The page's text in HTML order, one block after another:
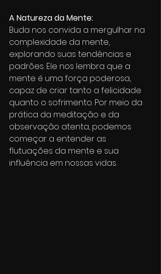
A Natureza da Mente:
Buda nos convida a mergulhar na
complexidade da mente,
explorando suas tendências e
padrões. Ele nos lembra que a
mente é uma força poderosa,
capaz de criar tanto a felicidade
quanto o sofrimento. Por meio da
prática da meditação e da
observação atenta, podemos
começar a entender as
flutuações da mente e sua
influência em nossas vidas.